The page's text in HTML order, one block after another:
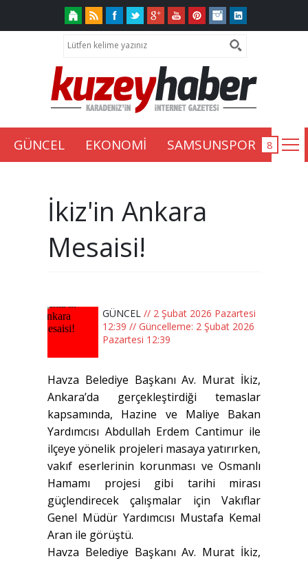
GÜNCEL EKONOMİ SAMSUNSPOR
İkiz'in Ankara
Mesaisi!
GÜNCEL // 2 Şubat 2026 Pazartesi
12:39 // Güncelleme: 2 Şubat 2026
Pazartesi 12:39
Havza Belediye Başkanı Av. Murat İkiz,
Ankara’da gerçekleştirdiği temaslar
kapsamında, Hazine ve Maliye Bakan
Yardımcısı Abdullah Erdem Cantimur ile
ilçeye yönelik projeleri masaya yatırırken,
vakıf eserlerinin korunması ve Osmanlı
Hamamı projesi gibi tarihi mirası
güçlendirecek çalışmalar için Vakıflar
Genel Müdür Yardımcısı Mustafa Kemal
Aran ile görüştü.
Havza Belediye Başkanı Av. Murat İkiz,